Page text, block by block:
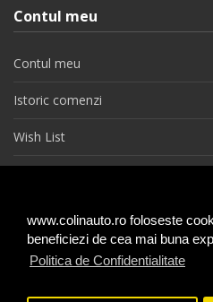
www.colinauto.ro foloseste
beneficiezi de cea mai buna
Politica de Confidentialitate
Contul meu
Contul meu
Istoric comenzi
Wish List